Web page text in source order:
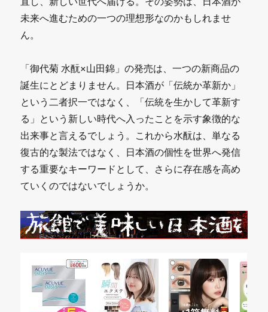
未来へ進むための一つの理想形なのかもしれませ
ん。
「御代菊 水酛×山田錦」の発売は、一つの新商品の
誕生にとどまりません。日本酒が「伝統か革新か」
という二者択一ではなく、「伝統を生かして革新す
る」という新しい時代へ入ったことを示す象徴的な
出来事と言えるでしょう。これから水酛は、単なる
復古的な製法ではなく、日本酒の個性を世界へ発信
する重要なキーワードとして、さらに存在感を高め
ていくのではないでしょうか。